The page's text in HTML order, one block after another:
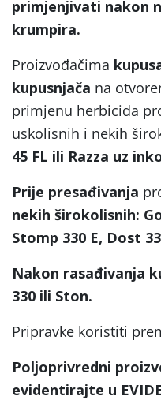
primjenjivati nakon
krumpira.
Proizvođačima
kupusnjača na
primjenu herbicida
uskolisnih i nekih
45 FL ili Razza uz
Prije presađivanja
nekih širokolisnih:
Stomp 330 E, Dost
Nakon rasađivanja
330 ili Ston.
Pripravke koristiti
Poljoprivredni
evidentirajte u